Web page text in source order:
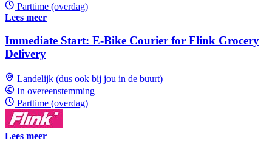
Parttime (overdag)
Lees meer
Immediate Start: E-Bike Courier for Flink Grocery
Delivery
Landelijk (dus ook bij jou in de buurt)
In overeenstemming
Parttime (overdag)
Lees meer